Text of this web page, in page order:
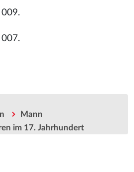
Mann
im 17. Jahrhundert